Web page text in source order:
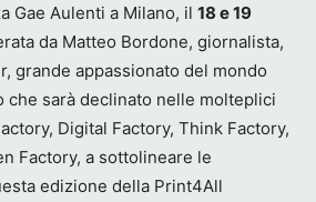
Gae Aulenti a Milano, il 18 e 19
da Matteo Bordone, giornalista,
grande appassionato del mondo
che sarà declinato nelle molteplici
Digital Factory, Think Factory,
Factory, a sottolineare le
edizione della Print4All